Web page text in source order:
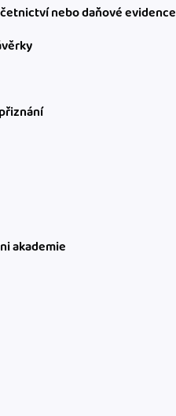
nebo daňové evidence
akademie